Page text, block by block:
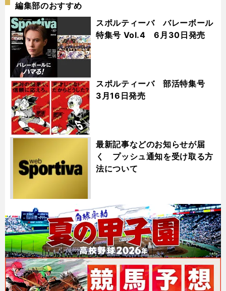
編集部のおすすめ
スポルティーバ バレーボール
特集号 Vol.4 6月30日発売
スポルティーバ 部活特集号
3月16日発売
最新記事などのお知らせが届
く プッシュ通知を受け取る方
法について